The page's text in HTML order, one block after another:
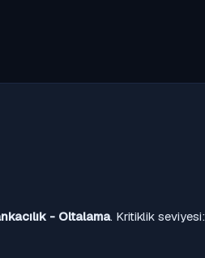
- Oltalama. Kritiklik seviyesi: